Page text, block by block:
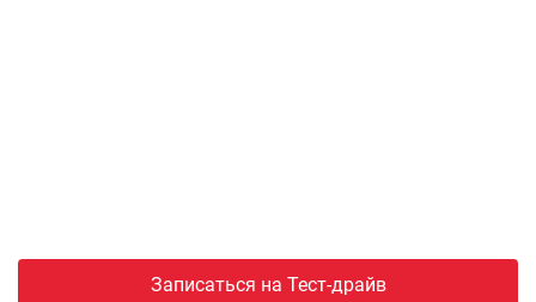
Записаться на Тест-драйв